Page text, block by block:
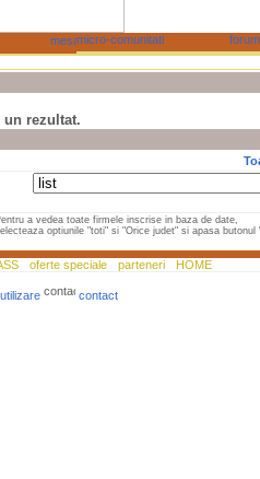
un rezultat.
a vedea toate firmele inscrise in baza de date,
optiunile "toti" si "Orice judet" si apasa butonul
oferte speciale parteneri HOME
contact